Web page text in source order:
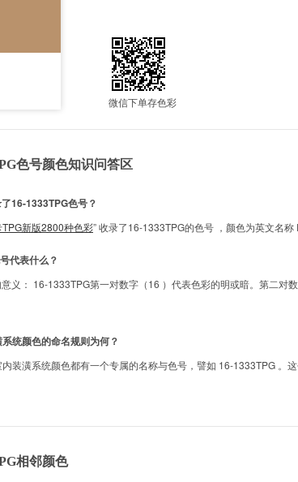
微信下单存色彩
色号颜色知识问答区
16-1333TPG色号？
新版2800种色彩” 收录了16-1333TPG的色号 ，颜色为英文名
代表什么？
义： 16-1333TPG第一对数字（16 ）代表色彩的明或暗。第二
统颜色的命名规则为何？
装潢系统颜色都有一个专属的名称与色号，譬如 16-1333TPG
相邻颜色